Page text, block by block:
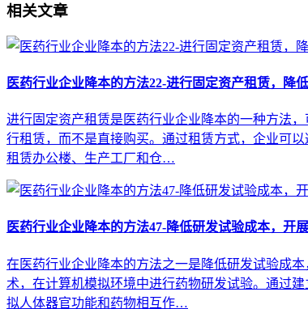
相关文章
医药行业企业降本的方法22-进行固定资产租赁，降
进行固定资产租赁是医药行业企业降本的一种方法
行租赁，而不是直接购买。通过租赁方式，企业可
租赁办公楼、生产工厂和仓…
医药行业企业降本的方法47-降低研发试验成本，开
在医药行业企业降本的方法之一是降低研发试验成
术，在计算机模拟环境中进行药物研发试验。通过
拟人体器官功能和药物相互作…